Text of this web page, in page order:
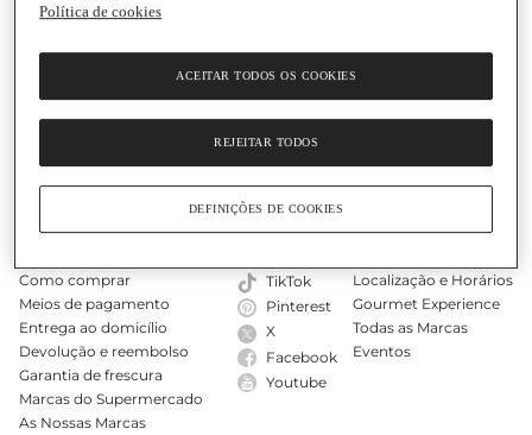
COMPRAS ONLINE
Como comprar
Meios de pagamento
Entrega ao domicílio
Devolução e reembolso
Garantia de frescura
Marcas do Supermercado
As Nossas Marcas
SIGA-NOS
TikTok
Pinterest
X
Facebook
Youtube
LOJAS
Localização e Horários
Gourmet Experience
Todas as Marcas
Eventos
Política de cookies
REJEITAR TODOS
ACEITAR TODOS OS COOKIES
DEFINIÇÕES DE COOKIES